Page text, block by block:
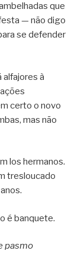
que
— não digo
se defender
alfajores à
certo o novo
mas não
los hermanos.
tresloucado
é banquete.
pasmo